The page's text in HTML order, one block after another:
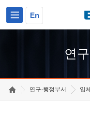
En
연
연구·행정부서 입